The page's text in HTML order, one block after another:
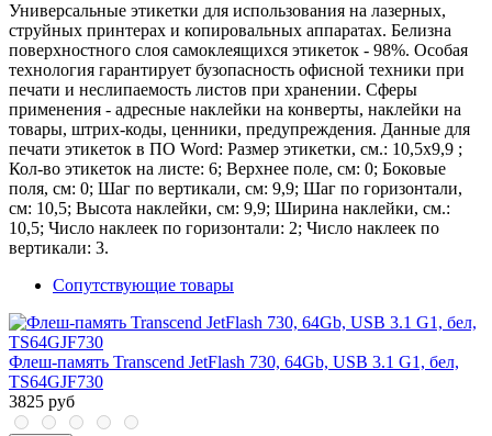
Универсальные этикетки для использования на лазерных,
струйных принтерах и копировальных аппаратах. Белизна
поверхностного слоя самоклеящихся этикеток - 98%. Особая
технология гарантирует бузопасность офисной техники при
печати и неслипаемость листов при хранении. Сферы
применения - адресные наклейки на конверты, наклейки на
товары, штрих-коды, ценники, предупреждения. Данные для
печати этикеток в ПО Word: Размер этикетки, см.: 10,5х9,9 ;
Кол-во этикеток на листе: 6; Верхнее поле, см: 0; Боковые
поля, см: 0; Шаг по вертикали, см: 9,9; Шаг по горизонтали,
см: 10,5; Высота наклейки, см: 9,9; Ширина наклейки, см.:
10,5; Число наклеек по горизонтали: 2; Число наклеек по
вертикали: 3.
Сопутствующие товары
Флеш-память Transcend JetFlash 730, 64Gb, USB 3.1 G1, бел,
TS64GJF730
3825 руб